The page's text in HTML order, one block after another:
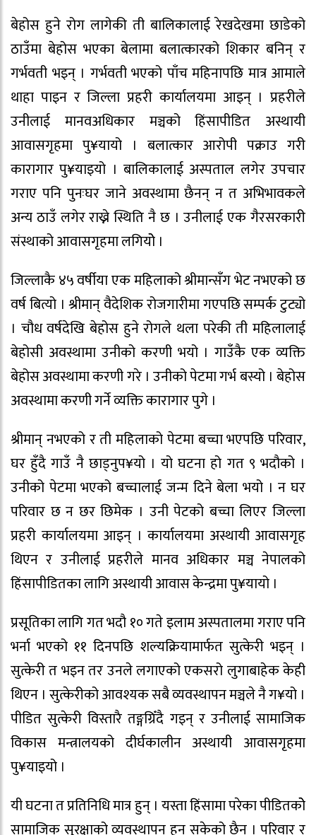
बेहोस हुने रोग लागेकी ती बालिकालाई रेखदेखमा छाडेको
ठाउँमा बेहोस भएका बेलामा बलात्कारको शिकार बनिन् र
गर्भवती भइन् । गर्भवती भएको पाँच महिनापछि मात्र आमाले
थाहा पाइन र जिल्ला प्रहरी कार्यालयमा आइन् । प्रहरीले
उनीलाई मानवअधिकार मञ्चको हिंसापीडित अस्थायी
आवासगृहमा पु¥यायो । बलात्कार आरोपी पक्राउ गरी
कारागार पु¥याइयो । बालिकालाई अस्पताल लगेर उपचार
गराए पनि पुनःघर जाने अवस्थामा छैनन् न त अभिभावकले
अन्य ठाउँ लगेर राख्ने स्थिति नै छ । उनीलाई एक गैरसरकारी
संस्थाको आवासगृहमा लगियोे ।
जिल्लाकै ४५ वर्षीया एक महिलाको श्रीमान्सँग भेट नभएको छ
वर्ष बित्यो । श्रीमान् वैदेशिक रोजगारीमा गएपछि सम्पर्क टुट्यो
। चौध वर्षदेखि बेहोस हुने रोगले थला परेकी ती महिलालाई
बेहोसी अवस्थामा उनीको करणी भयो । गाउँकै एक व्यक्ति
बेहोस अवस्थामा करणी गरे । उनीको पेटमा गर्भ बस्यो । बेहोस
अवस्थामा करणी गर्ने व्यक्ति कारागार पुगे ।
श्रीमान् नभएको र ती महिलाको पेटमा बच्चा भएपछि परिवार,
घर हुँदै गाउँ नै छाड्नुप¥यो । यो घटना हो गत ९ भदौको ।
उनीको पेटमा भएको बच्चालाई जन्म दिने बेला भयो । न घर
परिवार छ न छर छिमेक । उनी पेटको बच्चा लिएर जिल्ला
प्रहरी कार्यालयमा आइन् । कार्यालयमा अस्थायी आवासगृह
थिएन र उनीलाई प्रहरीले मानव अधिकार मञ्च नेपालको
हिंसापीडितका लागि अस्थायी आवास केन्द्रमा पु¥यायो ।
प्रसूतिका लागि गत भदौ १० गते इलाम अस्पतालमा गराए पनि
भर्ना भएको ११ दिनपछि शल्यक्रियामार्फत सुत्केरी भइन् ।
सुत्केरी त भइन तर उनले लगाएको एकसरो लुगाबाहेक केही
थिएन । सुत्केरीको आवश्यक सबै व्यवस्थापन मञ्चले नै ग¥यो ।
पीडित सुत्केरी विस्तारै तङ्गग्रिँदै गइन् र उनीलाई सामाजिक
विकास मन्त्रालयको दीर्घकालीन अस्थायी आवासगृहमा
पु¥याइयो ।
यी घटना त प्रतिनिधि मात्र हुन् । यस्ता हिंसामा परेका पीडितकोे
सामाजिक सुरक्षाको व्यवस्थापन हुन सकेको छैन । परिवार र